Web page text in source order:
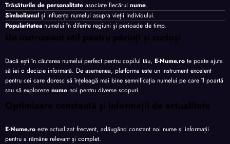
Trăsăturile de personalitate asociate fiecărui nume.
Simbolismul și influența numelui asupra vieții individului.
Popularitatea numelui în diferite regiuni și perioade de timp.
Un instrument util pentru părinți și curioși
Dacă ești în căutarea numelui perfect pentru copilul tău, E-Nume.ro te poate ajuta
să iei o decizie informată. De asemenea, platforma este un instrument excelent
pentru cei care doresc să înțeleagă mai bine semnificația numelui pe care îl poartă
sau să exploreze nume noi pentru diverse scopuri.
Optimizare constantă și informații de actualitate
E-Nume.ro este actualizat frecvent, adăugând constant noi nume și informații
pentru a rămâne relevant și complet.